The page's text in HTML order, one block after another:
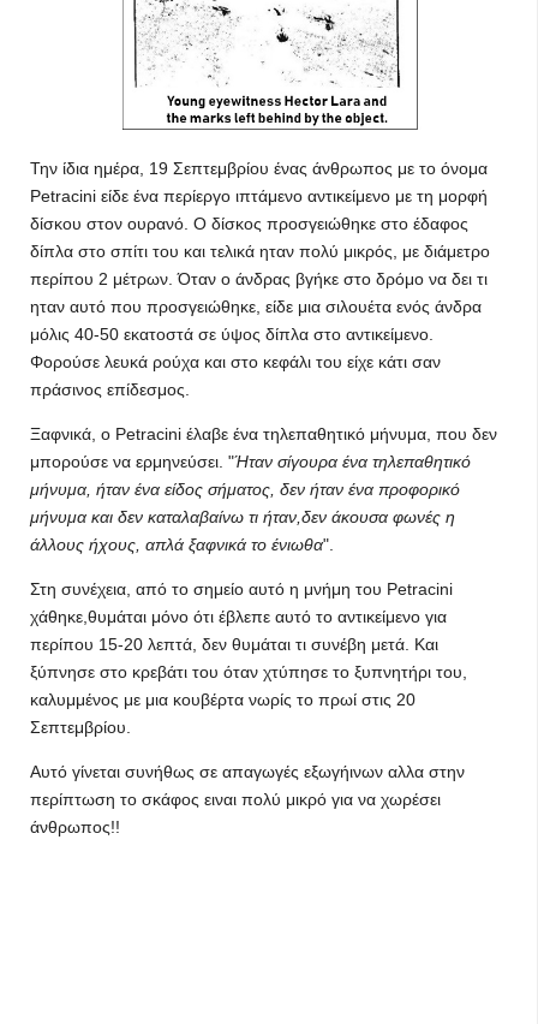
Την ίδια ημέρα, 19 Σεπτεμβρίου ένας άνθρωπος με το όνομα
Petracini είδε ένα περίεργο ιπτάμενο αντικείμενο με τη μορφή
δίσκου στον ουρανό. Ο δίσκος προσγειώθηκε στο έδαφος
δίπλα στο σπίτι του και τελικά ηταν πολύ μικρός, με διάμετρο
περίπου 2 μέτρων. Όταν ο άνδρας βγήκε στο δρόμο να δει τι
ηταν αυτό που προσγειώθηκε, είδε μια σιλουέτα ενός άνδρα
μόλις 40-50 εκατοστά σε ύψος δίπλα στο αντικείμενο.
Φορούσε λευκά ρούχα και στο κεφάλι του είχε κάτι σαν
πράσινος επίδεσμος.
Ξαφνικά, ο Petracini έλαβε ένα τηλεπαθητικό μήνυμα, που δεν
μπορούσε να ερμηνεύσει. "Ήταν σίγουρα ένα τηλεπαθητικό
μήνυμα, ήταν ένα είδος σήματος, δεν ήταν ένα προφορικό
μήνυμα και δεν καταλαβαίνω τι ήταν,δεν άκουσα φωνές η
άλλους ήχους, απλά ξαφνικά το ένιωθα".
Στη συνέχεια, από το σημείο αυτό η μνήμη του Petracini
χάθηκε,θυμάται μόνο ότι έβλεπε αυτό το αντικείμενο για
περίπου 15-20 λεπτά, δεν θυμάται τι συνέβη μετά. Και
ξύπνησε στο κρεβάτι του όταν χτύπησε το ξυπνητήρι του,
καλυμμένος με μια κουβέρτα νωρίς το πρωί στις 20
Σεπτεμβρίου.
Αυτό γίνεται συνήθως σε απαγωγές εξωγήινων αλλα στην
περίπτωση το σκάφος ειναι πολύ μικρό για να χωρέσει
άνθρωπος!!